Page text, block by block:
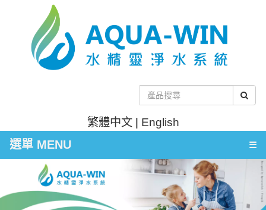
繁體中文| English
選單 MENU ☰